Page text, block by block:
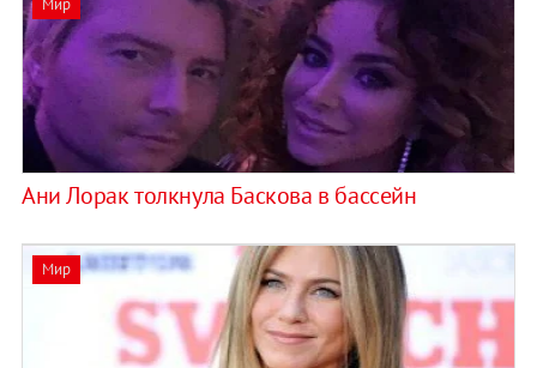
Ани Лорак толкнула Баскова в бассейн
Мир